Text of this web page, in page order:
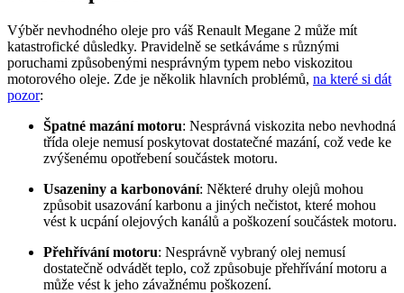
Výběr nevhodného oleje pro váš Renault Megane 2 může mít
katastrofické důsledky. Pravidelně se setkáváme s různými
poruchami způsobenými nesprávným typem nebo viskozitou
motorového oleje. Zde je několik hlavních problémů, na které si dát
pozor:
Špatné mazání motoru: Nesprávná viskozita nebo nevhodná
třída oleje nemusí poskytovat dostatečné mazání, což vede ke
zvýšenému opotřebení součástek motoru.
Usazeniny a karbonování: Některé druhy olejů mohou
způsobit usazování karbonu a jiných nečistot, které mohou
vést k ucpání olejových kanálů a poškození součástek motoru.
Přehřívání motoru: Nesprávně vybraný olej nemusí
dostatečně odvádět teplo, což způsobuje přehřívání motoru a
může vést k jeho závažnému poškození.